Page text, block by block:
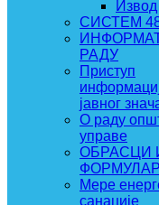
СИСТЕМ
РАДУ
Приступ
јавног
О раду
управе
ОБРАСЦИ
Мере
санације